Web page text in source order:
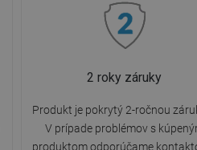
2 roky záruky
Produkt je pokrytý 2-ročnou
V prípade problémov s
produktom odporúčame